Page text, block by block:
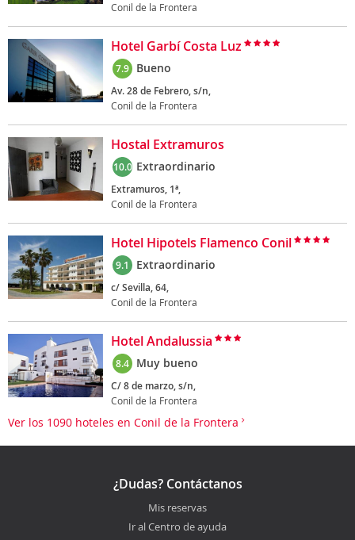
Conil de la Frontera
Hotel Garbí Costa Luz
7.9 Bueno
Av. 28 de Febrero, s/n,
Conil de la Frontera
Hostal Extramuros
10.0 Extraordinario
Extramuros, 1ª,
Conil de la Frontera
Hotel Hipotels Flamenco Conil
9.1 Extraordinario
c/ Sevilla, 64,
Conil de la Frontera
Hotel Andalussia
8.4 Muy bueno
C/ 8 de marzo, s/n,
Conil de la Frontera
Ver los 1090 hoteles en Conil de la Frontera
¿Dudas? Contáctanos
Mis reservas
Ir al Centro de ayuda